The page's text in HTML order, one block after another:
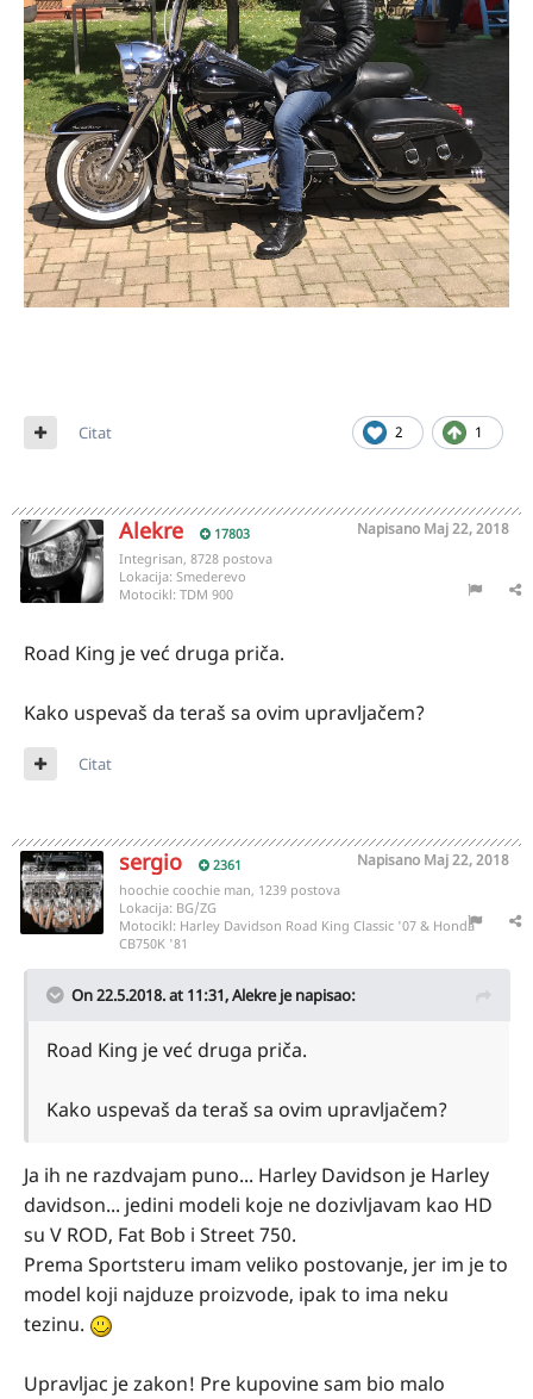
2 1
Citat
Alekre 17803 Napisano Maj 22, 2018
Integrisan, 8728 postova
Lokacija: Smederevo
Motocikl: TDM 900
Road King je već druga priča.
Kako uspevaš da teraš sa ovim upravljačem?
Citat
sergio 2361 Napisano Maj 22, 2018
hoochie coochie man, 1239 postova
Lokacija: BG/ZG
Motocikl: Harley Davidson Road King Classic '07 & Honda
CB750K '81
On 22.5.2018. at 11:31,Alekreje napisao:
Road King je već druga priča.
Kako uspevaš da teraš sa ovim upravljačem?
Ja ih ne razdvajam puno... Harley Davidson je Harley
davidson... jedini modeli koje ne dozivljavam kao HD
su V ROD, Fat Bob i Street 750.
Prema Sportsteru imam veliko postovanje, jer im je to
model koji najduze proizvode, ipak to ima neku
tezinu.
Upravljac je zakon! Pre kupovine sam bio malo